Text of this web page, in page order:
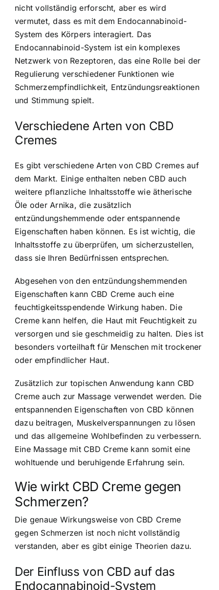
nicht vollständig erforscht, aber es wird
vermutet, dass es mit dem Endocannabinoid-
System des Körpers interagiert. Das
Endocannabinoid-System ist ein komplexes
Netzwerk von Rezeptoren, das eine Rolle bei der
Regulierung verschiedener Funktionen wie
Schmerzempfindlichkeit, Entzündungsreaktionen
und Stimmung spielt.
Verschiedene Arten von CBD
Cremes
Es gibt verschiedene Arten von CBD Cremes auf
dem Markt. Einige enthalten neben CBD auch
weitere pflanzliche Inhaltsstoffe wie ätherische
Öle oder Arnika, die zusätzlich
entzündungshemmende oder entspannende
Eigenschaften haben können. Es ist wichtig, die
Inhaltsstoffe zu überprüfen, um sicherzustellen,
dass sie Ihren Bedürfnissen entsprechen.
Abgesehen von den entzündungshemmenden
Eigenschaften kann CBD Creme auch eine
feuchtigkeitsspendende Wirkung haben. Die
Creme kann helfen, die Haut mit Feuchtigkeit zu
versorgen und sie geschmeidig zu halten. Dies ist
besonders vorteilhaft für Menschen mit trockener
oder empfindlicher Haut.
Zusätzlich zur topischen Anwendung kann CBD
Creme auch zur Massage verwendet werden. Die
entspannenden Eigenschaften von CBD können
dazu beitragen, Muskelverspannungen zu lösen
und das allgemeine Wohlbefinden zu verbessern.
Eine Massage mit CBD Creme kann somit eine
wohltuende und beruhigende Erfahrung sein.
Wie wirkt CBD Creme gegen
Schmerzen?
Die genaue Wirkungsweise von CBD Creme
gegen Schmerzen ist noch nicht vollständig
verstanden, aber es gibt einige Theorien dazu.
Der Einfluss von CBD auf das
Endocannabinoid-System